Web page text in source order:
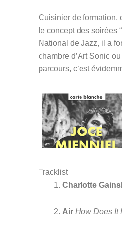
Cuisinier de formation,
le concept des soirées
National de Jazz, il a
chambre d’Art Sonic
parcours, c’est
Tracklist
Charlotte
Air How Does It